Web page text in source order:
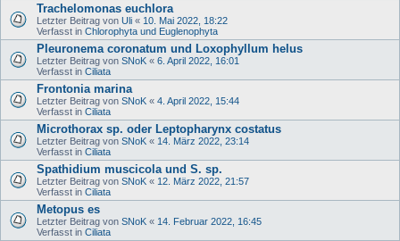
Trachelomonas euchlora
Letzter Beitrag von Uli « 10. Mai 2022, 18:22
Verfasst in Chlorophyta und Euglenophyta
Pleuronema coronatum und Loxophyllum helus
Letzter Beitrag von SNoK « 6. April 2022, 16:01
Verfasst in Ciliata
Frontonia marina
Letzter Beitrag von SNoK « 4. April 2022, 15:44
Verfasst in Ciliata
Microthorax sp. oder Leptopharynx costatus
Letzter Beitrag von SNoK « 14. März 2022, 23:14
Verfasst in Ciliata
Spathidium muscicola und S. sp.
Letzter Beitrag von SNoK « 12. März 2022, 21:57
Verfasst in Ciliata
Metopus es
Letzter Beitrag von SNoK « 14. Februar 2022, 16:45
Verfasst in Ciliata